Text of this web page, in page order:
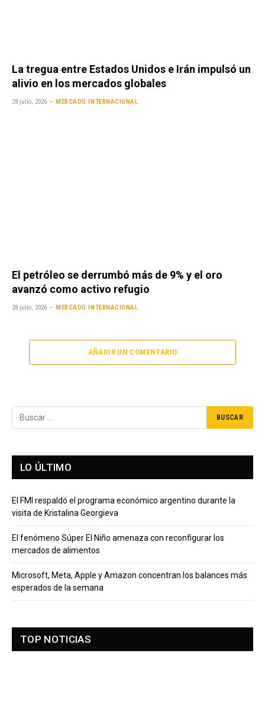
La tregua entre Estados Unidos e Irán impulsó un
alivio en los mercados globales
28 julio, 2026 MERCADO INTERNACIONAL
El petróleo se derrumbó más de 9% y el oro
avanzó como activo refugio
28 julio, 2026 MERCADO INTERNACIONAL
AÑADIR UN COMENTARIO
LO ÚLTIMO
El FMI respaldó el programa económico argentino durante la
visita de Kristalina Georgieva
El fenómeno Súper El Niño amenaza con reconfigurar los
mercados de alimentos
Microsoft, Meta, Apple y Amazon concentran los balances más
esperados de la semana
TOP NOTICIAS